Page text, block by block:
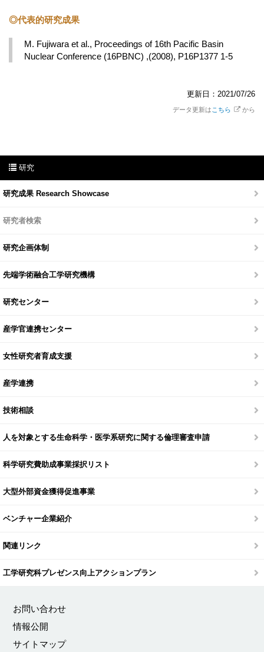
◎代表的研究成果
M. Fujiwara et al., Proceedings of 16th Pacific Basin
Nuclear Conference (16PBNC) ,(2008), P16P1377 1-5
更新日：2021/07/26
データ更新は こちら から
研究
研究成果 Research Showcase
研究者検索
研究企画体制
先端学術融合工学研究機構
研究センター
産学官連携センター
女性研究者育成支援
産学連携
技術相談
人を対象とする生命科学・医学系研究に関する倫理審査申請
科学研究費助成事業採択リスト
大型外部資金獲得促進事業
ベンチャー企業紹介
関連リンク
工学研究科プレゼンス向上アクションプラン
お問い合わせ
情報公開
サイトマップ